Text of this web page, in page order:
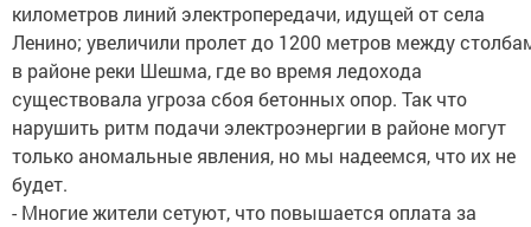
километров линий электропередачи, идущей от села
Ленино; увеличили пролет до 1200 метров между
в районе реки Шешма, где во время ледохода
существовала угроза сбоя бетонных опор. Так что
нарушить ритм подачи электроэнергии в районе могут
только аномальные явления, но мы надеемся, что их не
будет.
- Многие жители сетуют, что повышается оплата за